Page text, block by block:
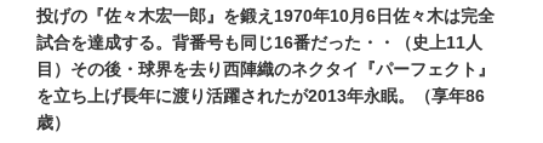
投げの『佐々木宏一郎』を鍛え1970年10月6日佐々木は完全
試合を達成する。背番号も同じ16番だった・・（史上11人
目）その後・球界を去り西陣織のネクタイ『パーフェクト』
を立ち上げ長年に渡り活躍されたが2013年永眠。（享年86
歳）